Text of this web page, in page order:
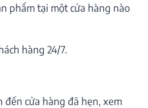
phẩm tại một cửa hàng nào
hàng 24/7.
đến cửa hàng đã hẹn, xem